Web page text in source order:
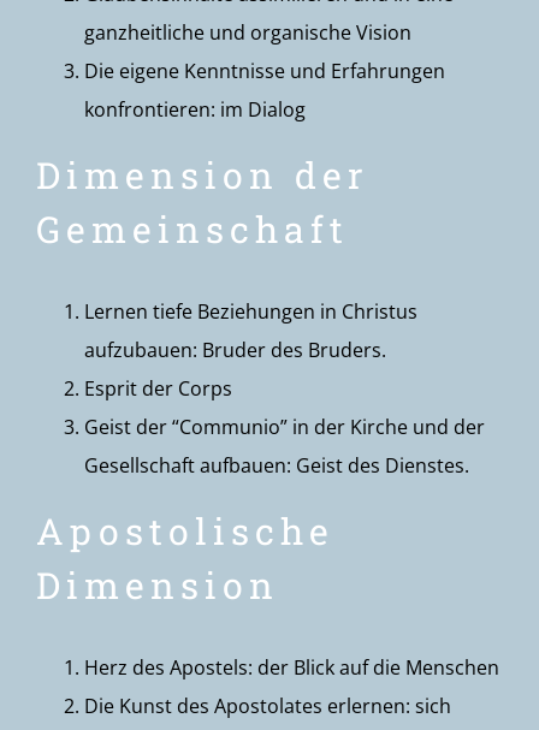
ganzheitliche und organische Vision
Die eigene Kenntnisse und Erfahrungen
konfrontieren: im Dialog
Dimension der
Gemeinschaft
Lernen tiefe Beziehungen in Christus
aufzubauen: Bruder des Bruders.
Esprit der Corps
Geist der “Communio” in der Kirche und der
Gesellschaft aufbauen: Geist des Dienstes.
Apostolische
Dimension
Herz des Apostels: der Blick auf die Menschen
Die Kunst des Apostolates erlernen: sich